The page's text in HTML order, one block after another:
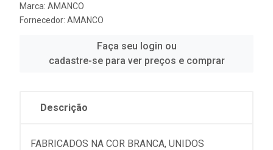
Marca: AMANCO
Fornecedor: AMANCO
Faça seu login ou
cadastre-se para ver preços e comprar
Descrição
FABRICADOS NA COR BRANCA, UNIDOS